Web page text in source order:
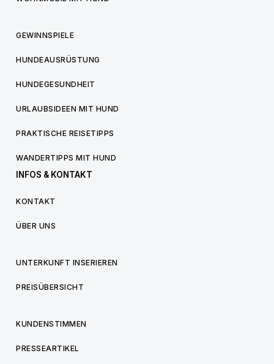
GEWINNSPIELE
HUNDEAUSRÜSTUNG
HUNDEGESUNDHEIT
URLAUBSIDEEN MIT HUND
PRAKTISCHE REISETIPPS
WANDERTIPPS MIT HUND
INFOS & KONTAKT
KONTAKT
ÜBER UNS
UNTERKUNFT INSERIEREN
PREISÜBERSICHT
KUNDENSTIMMEN
PRESSEARTIKEL